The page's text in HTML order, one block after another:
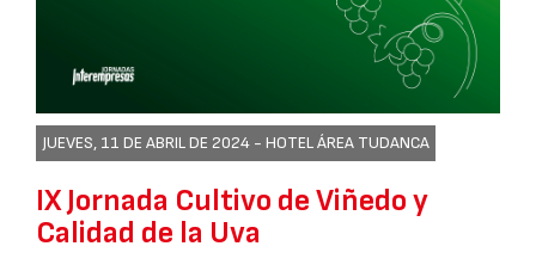
JUEVES, 11 DE ABRIL DE 2024 - HOTEL ÁREA TUDANCA
IX Jornada Cultivo de Viñedo y
Calidad de la Uva